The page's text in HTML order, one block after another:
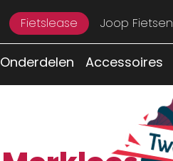
Fietslease Joop Fietsen
Onderdelen Accessoires